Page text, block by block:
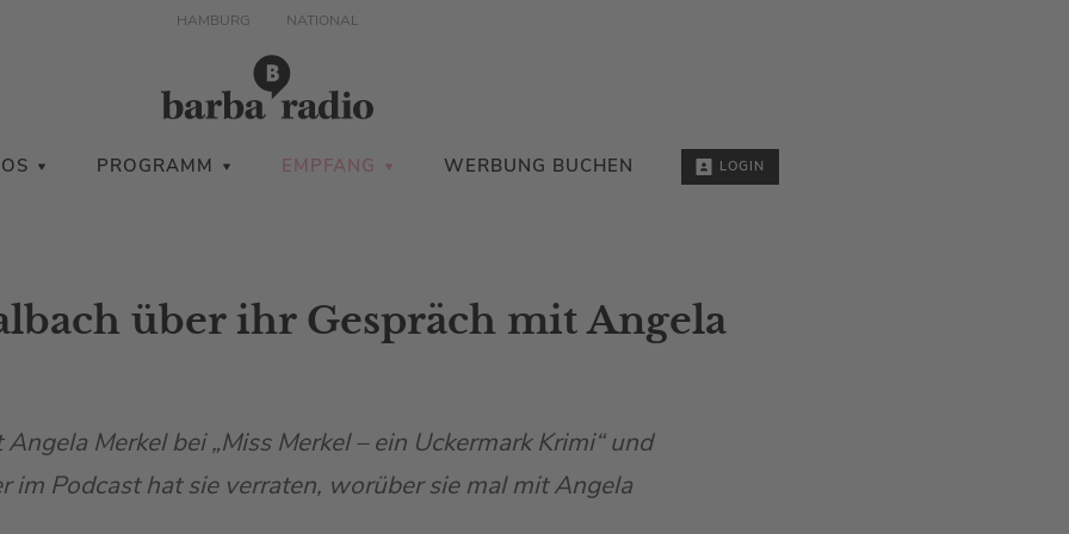
HAMBURG NATIONAL
PROGRAMM EMPFANG WERBUNG BUCHEN LOGIN
über ihr Gespräch mit Angela
Merkel bei „Miss Merkel – ein Uckermark Krimi“ und
im Podcast hat sie verraten, worüber sie mal mit Angela